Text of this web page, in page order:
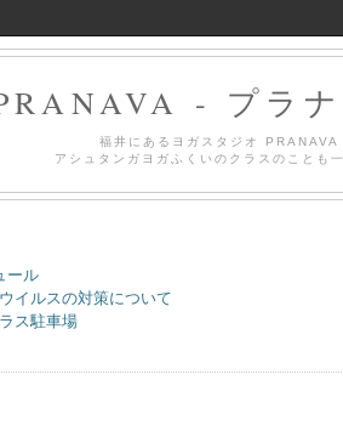
- プラ
福井にあるヨガスタジオ PRANAVA
アシュタンガヨガふくいのクラスのことも
ール
イルスの対策について
ス駐車場